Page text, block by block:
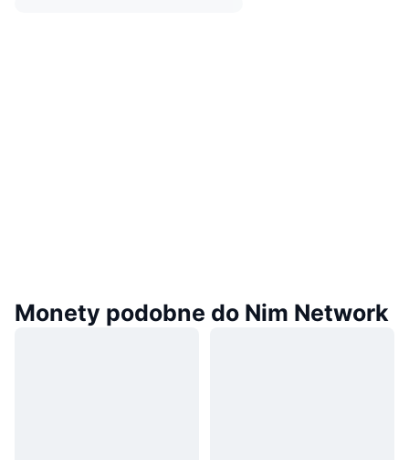
Monety podobne do Nim Network